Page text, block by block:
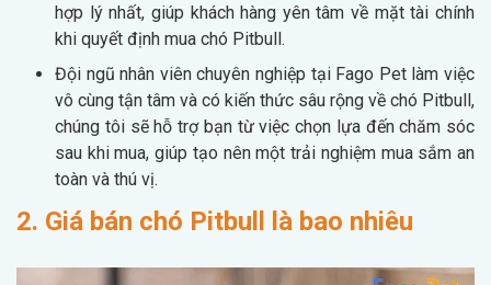
hợp lý nhất, giúp khách hàng yên tâm về mặt tài chính
khi quyết định mua chó Pitbull.
Đội ngũ nhân viên chuyên nghiệp tại Fago Pet làm việc
vô cùng tận tâm và có kiến thức sâu rộng về chó Pitbull,
chúng tôi sẽ hỗ trợ bạn từ việc chọn lựa đến chăm sóc
sau khi mua, giúp tạo nên một trải nghiệm mua sắm an
toàn và thú vị.
2. Giá bán chó Pitbull là bao nhiêu